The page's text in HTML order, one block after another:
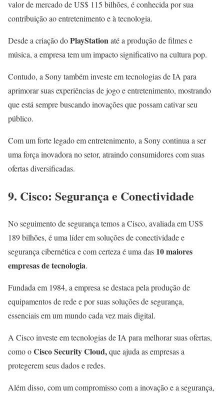
valor de mercado de US$ 115 bilhões, é conhecida por sua
contribuição ao entretenimento e à tecnologia.
Desde a criação doPlayStationaté a produção de filmes e
música, a empresa tem um impacto significativo na cultura pop.
Contudo, a Sony também investe em tecnologias de IA para
aprimorar suas experiências de jogo e entretenimento, mostrando
que está sempre buscando inovações que possam cativar seu
público.
Com um forte legado em entretenimento, a Sony continua a ser
uma força inovadora no setor, atraindo consumidores com suas
ofertas diversificadas.
9. Cisco: Segurança e Conectividade
No seguimento de segurança temos a Cisco, avaliada em US$
189 bilhões, é uma líder em soluções de conectividade e
segurança cibernética e com certeza é uma das 10 maiores
empresas de tecnologia.
Fundada em 1984, a empresa se destaca pela produção de
equipamentos de rede e por suas soluções de segurança,
essenciais em um mundo cada vez mais digital.
A Cisco investe em tecnologias de IA para melhorar suas ofertas,
como oCisco Security Cloud,que ajuda as empresas a
protegerem seus dados e redes.
Além disso, com um compromisso com a inovação e a segurança,